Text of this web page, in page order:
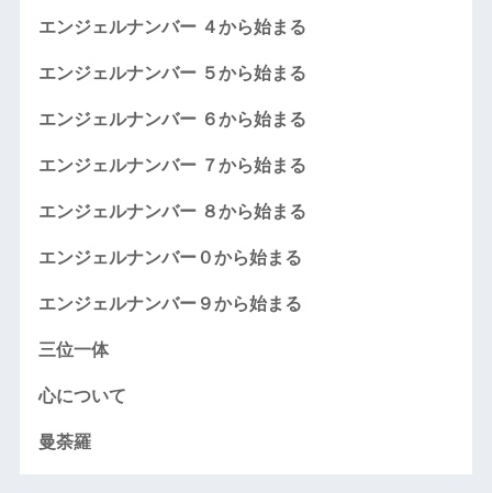
エンジェルナンバー ４から始まる
エンジェルナンバー ５から始まる
エンジェルナンバー ６から始まる
エンジェルナンバー ７から始まる
エンジェルナンバー ８から始まる
エンジェルナンバー０から始まる
エンジェルナンバー９から始まる
三位一体
心について
曼荼羅